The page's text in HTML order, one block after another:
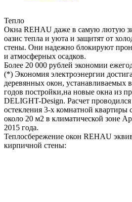
Тепло
Окна REHAU даже в самую лютую
оазис тепла и уюта и защитят от
стены. Они надежно блокируют
и атмосферных осадков.
Более 20 000 рублей экономии
(*) Экономия электроэнергии
деревянных окон, устанавливаемых
годов постройки,на новые окна из
DELIGHT-Design. Расчет
остекления 3-х комнатной квартиры
около 20 м2 в климатической зоне
2015 года.
Теплосбережение окон REHAU
кирпичной стены: